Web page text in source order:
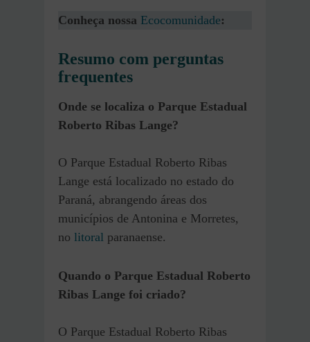
Conheça nossa Ecocomunidade:
Resumo com perguntas
frequentes
Onde se localiza o Parque Estadual
Roberto Ribas Lange?
O Parque Estadual Roberto Ribas
Lange está localizado no estado do
Paraná, abrangendo áreas dos
municípios de Antonina e Morretes,
no litoral paranaense.
Quando o Parque Estadual Roberto
Ribas Lange foi criado?
O Parque Estadual Roberto Ribas